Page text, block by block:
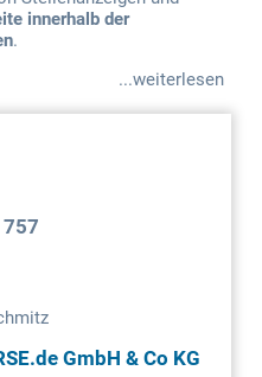
innerhalb der
.
...weiterlesen
GmbH & Co KG